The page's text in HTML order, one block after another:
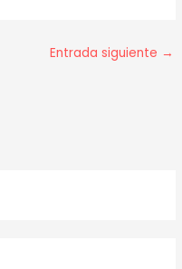
Entrada siguiente →